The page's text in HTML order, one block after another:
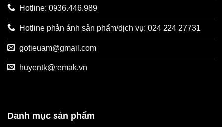
Hotline: 0936.446.989
Hotline phản ánh sản phẩm/dịch vụ: 024 224 27731
gotieuam@gmail.com
huyentk@remak.vn
Danh mục sản phẩm